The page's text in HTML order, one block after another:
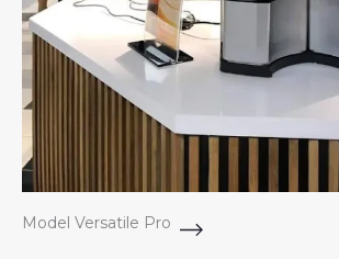
Model Versatile Pro